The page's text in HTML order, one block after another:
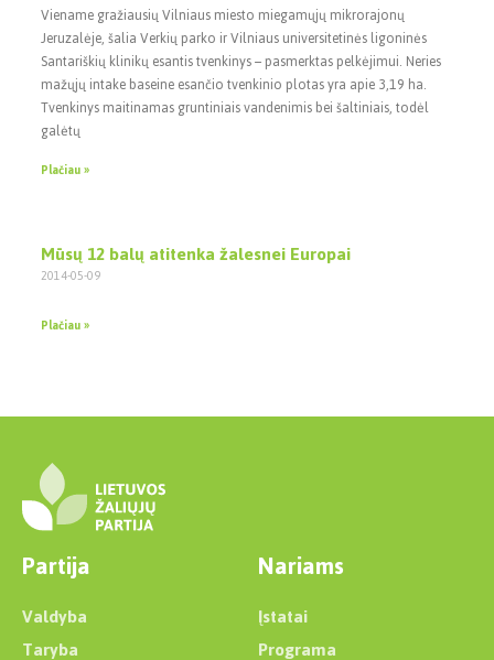
Viename gražiausių Vilniaus miesto miegamųjų mikrorajonų
Jeruzalėje, šalia Verkių parko ir Vilniaus universitetinės ligoninės
Santariškių klinikų esantis tvenkinys – pasmerktas pelkėjimui. Neries
mažųjų intake baseine esančio tvenkinio plotas yra apie 3,19 ha.
Tvenkinys maitinamas gruntiniais vandenimis bei šaltiniais, todėl
galėtų
Plačiau »
Mūsų 12 balų atitenka žalesnei Europai
2014-05-09
Plačiau »
Partija
Valdyba
Taryba
Nariams
Įstatai
Programa